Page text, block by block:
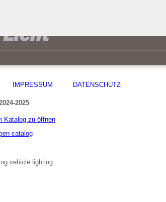
IMPRESSUM DATENSCHUTZ
2025
Katalog zu öffnen
catalog
vehicle lighting